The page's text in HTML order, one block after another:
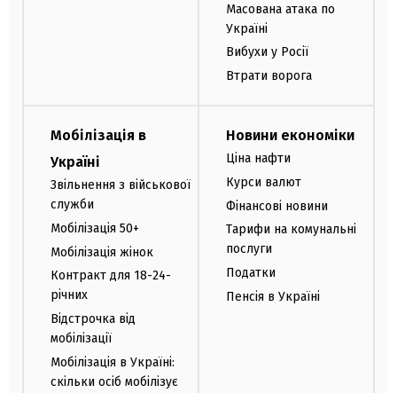
Масована атака по
Україні
Вибухи у Росії
Втрати ворога
Мобілізація в
Україні
Звільнення з військової
служби
Мобілізація 50+
Мобілізація жінок
Контракт для 18-24-
річних
Відстрочка від
мобілізації
Мобілізація в Україні:
скільки осіб мобілізує
Новини економіки
Ціна нафти
Курси валют
Фінансові новини
Тарифи на комунальні
послуги
Податки
Пенсія в Україні